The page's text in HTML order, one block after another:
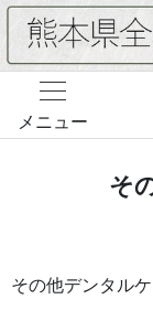
メニュー
そ
その他デンタル